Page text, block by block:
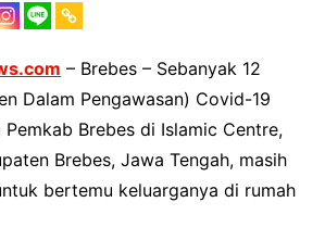
– Brebes – Sebanyak 12
Dalam Pengawasan) Covid-19
Brebes di Islamic Centre,
Brebes, Jawa Tengah, masih
bertemu keluarganya di rumah